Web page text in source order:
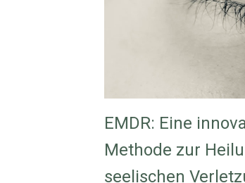
EMDR: Eine
Methode zur
seelischen